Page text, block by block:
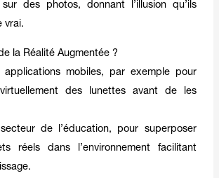
des photos, donnant l’illusion qu’ils
vrai.
la Réalité Augmentée ?
applications mobiles, par exemple pour
des lunettes avant de les
de l’éducation, pour superposer
réels dans l’environnement facilitant